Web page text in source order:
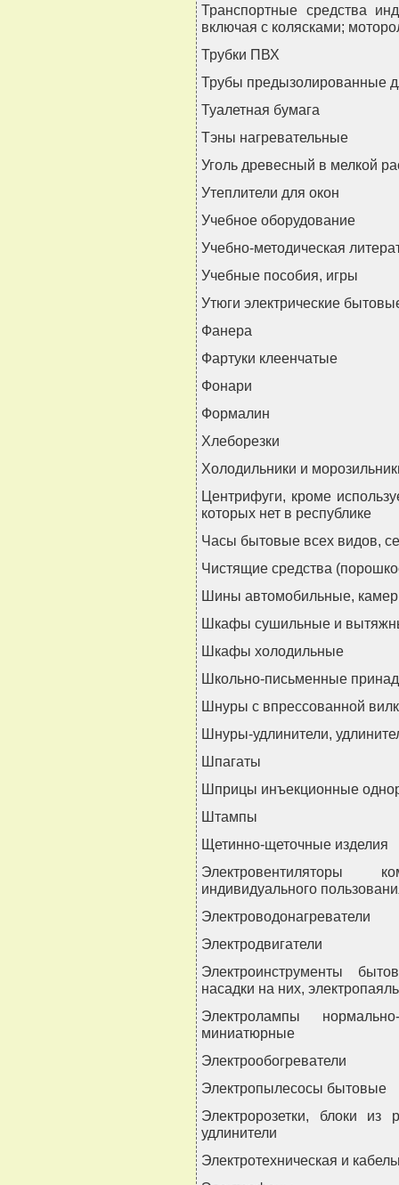
Транспортные средства
включая с колясками;
Трубки ПВХ
Трубы предызолированные
Туалетная бумага
Тэны нагревательные
Уголь древесный в мелкой
Утеплители для окон
Учебное оборудование
Учебно-методическая
Учебные пособия, игры
Утюги электрические
Фанера
Фартуки клеенчатые
Фонари
Формалин
Хлеборезки
Холодильники и
Центрифуги, кроме
которых нет в республике
Часы бытовые всех видов,
Чистящие средства
Шины автомобильные,
Шкафы сушильные и
Шкафы холодильные
Школьно-письменные
Шнуры с впрессованной
Шнуры-удлинители,
Шпагаты
Шприцы инъекционные
Штампы
Щетинно-щеточные изделия
Электровентиляторы
индивидуального
Электроводонагреватели
Электродвигатели
Электроинструменты
насадки на них,
Электролампы
миниатюрные
Электрообогреватели
Электропылесосы бытовые
Электророзетки, блоки из
удлинители
Электротехническая и